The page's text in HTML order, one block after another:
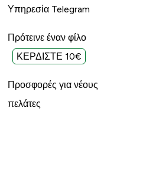
Υπηρεσία Telegram
Πρότεινε έναν φίλο
ΚΕΡΔΙΣΤΕ 10€
Προσφορές για νέους
πελάτες